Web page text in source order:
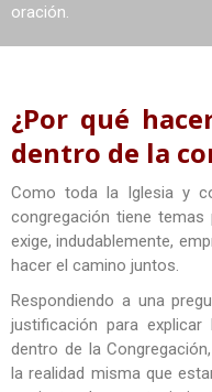
oración.
¿Por qué
dentro de la
Como toda la Iglesia y
congregación tiene
exige, indudablemente,
hacer el camino juntos.
Respondiendo a una
justificación para
dentro de la
la realidad misma que